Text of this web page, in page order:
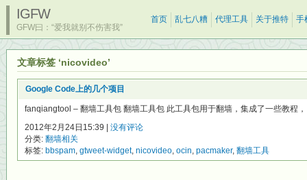
IGFW
GFW曰：“爱我就别不伤害我”
首页 乱七八糟 代理工具 关于推特 手
文章标签 ‘nicovideo’
Google Code上的几个项目
fanqiangtool – 翻墙工具包 翻墙工具包 此工具包用于翻墙，集成了一些教程
2012年2月24日15:39 | 没有评论
分类: 翻墙相关
标签: bbspam, gtweet-widget, nicovideo, ocin, pacmaker, 翻墙工具